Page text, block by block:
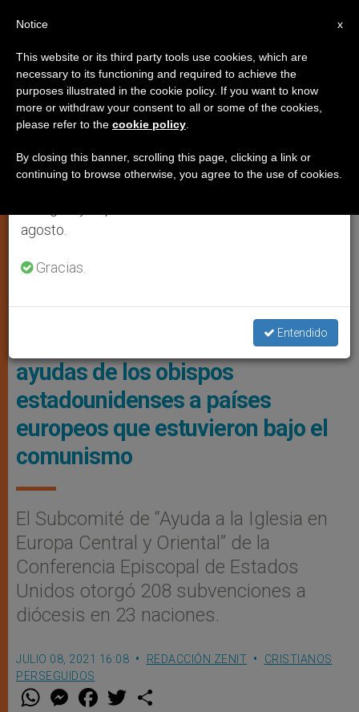
CRISTIANOS PERSEGUIDOS
"Los Dones De Los Católicos De Los Estados Unidos A Sus
Foto: Usccb.org
3.5 millones de dólares en
ayudas de los obispos
estadounidenses a países
europeos que estuvieron bajo el
comunismo
El Subcomité de “Ayuda a la Iglesia en
Europa Central y Oriental” de la
Conferencia Episcopal de Estados
Unidos otorgó 208 subvenciones a
diócesis en 23 naciones.
JULIO 08, 2021 16:08 REDACCIÓN ZENIT
CRISTIANOS
PERSEGUIDOS
W M
e
F
a w
×
Aviso importante
Del 27 de julio al 7 de agosto haremos la pausa
anual, aprovechando que en el periodo de verano
se generan menos informaciones y también el
agosto.
Gracias.
Entendido
x
Notice
This website or its third party tools use cookies, which are
necessary to its functioning and required to achieve the
purposes illustrated in the cookie policy. If you want to know
more or withdraw your consent to all or some of the cookies,
please refer to the cookie policy
By closing this banner, scrolling this page, clicking a link or
continuing to browse otherwise, you agree to the use of cookies.